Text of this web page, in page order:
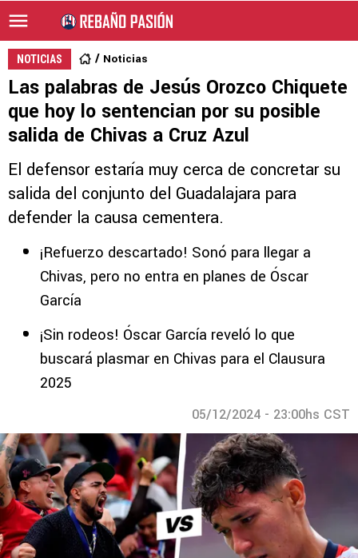
NOTICIAS Noticias
Las palabras de Jesús Orozco Chiquete
que hoy lo sentencian por su posible
salida de Chivas a Cruz Azul
El defensor estaría muy cerca de concretar su
salida del conjunto del Guadalajara para
defender la causa cementera.
¡Refuerzo descartado! Sonó para llegar a
Chivas, pero no entra en planes de Óscar
García
¡Sin rodeos! Óscar García reveló lo que
buscará plasmar en Chivas para el Clausura
2025
05/12/2024 - 23:00hs CST